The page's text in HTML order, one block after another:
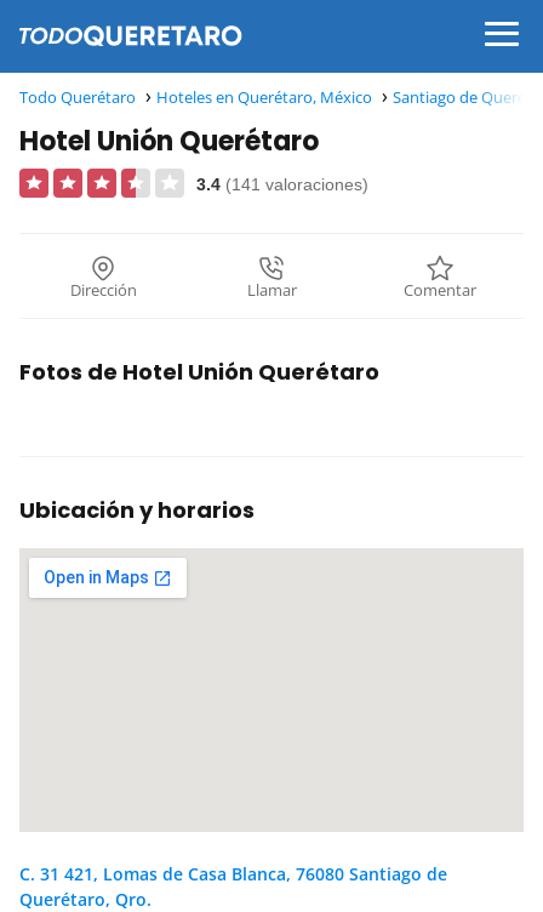
Todo Querétaro Hoteles en Querétaro, México Santiago de
Hotel Unión Querétaro
3.4 (141 valoraciones)
Dirección Llamar Comentar
Fotos de Hotel Unión Querétaro
Ubicación y horarios
C. 31 421, Lomas de Casa Blanca, 76080 Santiago de
Querétaro, Qro.